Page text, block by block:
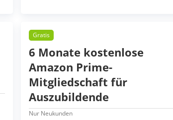
Gratis
6 Monate kostenlose
Amazon Prime-
Mitgliedschaft für
Auszubildende
Nur Neukunden